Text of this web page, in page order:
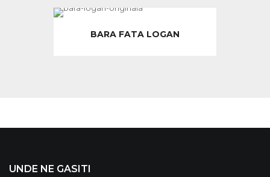
BARA FATA LOGAN
UNDE NE GASITI